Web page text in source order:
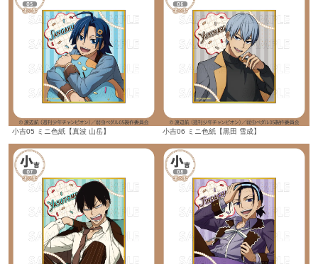
小吉05 ミニ色紙【真波 山岳】 小吉06 ミニ色紙【黒田 雪成】